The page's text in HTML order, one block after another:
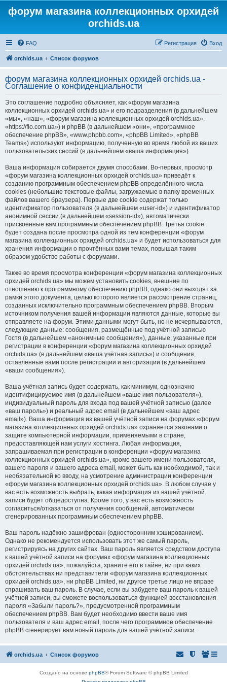
форум магазина коллекционных орхидей
orchids.ua
FAQ Вход
Регистрация
orchids.ua Список форумов
форум магазина коллекционных орхидей orchids.ua -
Соглашение о конфиденциальности
Это соглашение подробно объясняет, как «форум магазина
коллекционных орхидей orchids.ua» и его подразделения (в дальнейшем
«мы», «наш», «форум магазина коллекционных орхидей orchids.ua»,
«https://flo.com.ua») и phpBB (в дальнейшем «они», «программное
обеспечение phpBB», «www.phpbb.com», «phpBB Limited», «phpBB
Teams») используют информацию, полученную во время любой из ваших
пользовательских сессий (в дальнейшем «ваша информация»).
Ваша информация собирается двумя способами. Во-первых, просмотр
«форум магазина коллекционных орхидей orchids.ua» приведёт к
созданию программным обеспечением phpBB определённого числа
cookies (небольшие текстовые файлы, загружаемые в папку временных
файлов вашего браузера). Первые две cookie содержат только
идентификатор пользователя (в дальнейшем «user-id») и идентификатор
анонимной сессии (в дальнейшем «session-id»), автоматически
присвоенные вам программным обеспечением phpBB. Третья cookie
будет создана после просмотра одной из тем конференции «форум
магазина коллекционных орхидей orchids.ua» и будет использоваться для
хранения информации о прочтённых вами темах, повышая таким
образом удобство работы с форумами.
Также во время просмотра конференции «форум магазина коллекционных
орхидей orchids.ua» мы можем установить cookies, внешние по
отношению к программному обеспечению phpBB, однако они выходят за
рамки этого документа, целью которого является рассмотрение страниц,
созданных исключительно программным обеспечением phpBB. Вторым
источником получения вашей информации являются данные, которые вы
отправляете на форум. Этими данными могут быть, но не исчерпываются,
следующие данные: сообщения, размещённые под учётной записью
Гостя (в дальнейшем «анонимные сообщения»), данные, указанные при
регистрации в конференции «форум магазина коллекционных орхидей
orchids.ua» (в дальнейшем «ваша учётная запись») и сообщения,
оставленные вами после регистрации и авторизации (в дальнейшем
«ваши сообщения»).
Ваша учётная запись будет содержать, как минимум, однозначно
идентифицируемое имя (в дальнейшем «ваше имя пользователя»),
индивидуальный пароль для входа под вашей учётной записью (далее
«ваш пароль») и реальный адрес email (в дальнейшем «ваш адрес
email»). Ваша информация из вашей учётной записи на форумах «форум
магазина коллекционных орхидей orchids.ua» охраняется законами о
защите компьютерной информации, применяемыми в стране,
предоставляющей нам услуги хостинга. Любая информация,
запрашиваемая при регистрации в конференции «форум магазина
коллекционных орхидей orchids.ua», кроме вашего имени пользователя,
вашего пароля и вашего адреса email, может быть как необходимой, так и
необязательной ко вводу, на усмотрение администрации конференции
«форум магазина коллекционных орхидей orchids.ua». В любом случае у
вас есть возможность выбрать, какая информация из вашей учётной
записи будет общедоступна. Кроме того, у вас есть возможность
согласиться/отказаться от получения сообщений, автоматически
сгенерированных программным обеспечением phpBB.
Ваш пароль надёжно зашифрован (односторонним хэшированием).
Однако не рекомендуется использовать этот же самый пароль,
регистрируясь на других сайтах. Ваш пароль является средством доступа
к вашей учётной записи на форумах «форум магазина коллекционных
орхидей orchids.ua», пожалуйста, храните его в тайне, ни при каких
обстоятельствах ни представители «форум магазина коллекционных
орхидей orchids.ua», ни phpBB Limited, ни другое третье лицо не вправе
спрашивать ваш пароль. В случае, если вы забудете ваш пароль к вашей
учётной записи, вы сможете воспользоваться функцией восстановления
пароля «Забыли пароль?», предусмотренной программным
обеспечением phpBB. Вам будет необходимо ввести ваше имя
пользователя и ваш адрес email, после чего программное обеспечение
phpBB сгенерирует вам новый пароль для вашей учётной записи.
orchids.ua Список форумов
Создано на основе phpBB® Forum Software © phpBB Limited